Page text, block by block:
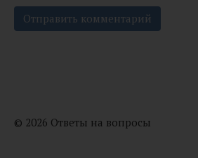
© 2026 Ответы на вопросы